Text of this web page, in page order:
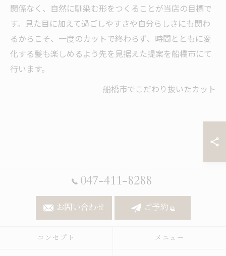
関係なく、自然に馴染む形をつくることが当店の目標で
す。見た目に加えて過ごしやすさや自分らしさにも関わ
るからこそ、一度のカットで終わらず、時間とともに変
化する髪も楽しめるよう先を見据えた提案を船橋市にて
行います。
船橋市でこだわり抜いたカット
047-411-8288
お問い合わせ ご予約
コンセプト メニュー